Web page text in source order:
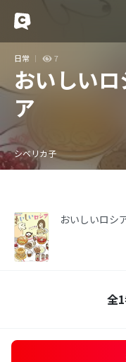
日常 7
おいしいロ
ア
シベリカ子
おいしいロシ
全